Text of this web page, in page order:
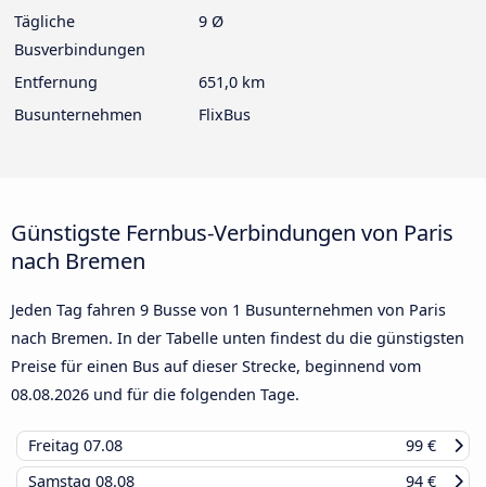
Tägliche
Busverbindungen
9 Ø
Entfernung
651,0 km
Busunternehmen
FlixBus
Günstigste Fernbus-Verbindungen von Paris
nach Bremen
Jeden Tag fahren 9 Busse von 1 Busunternehmen von Paris
nach Bremen. In der Tabelle unten findest du die günstigsten
Preise für einen Bus auf dieser Strecke, beginnend vom
08.08.2026 und für die folgenden Tage.
Freitag 07.08
99 €
Samstag 08.08
94 €